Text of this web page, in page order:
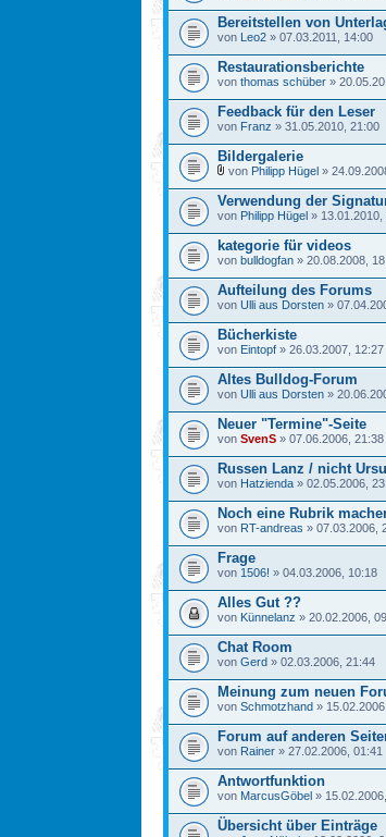
Bereitstellen von
von Leo2 » 07.03.2011, 14:00
Restaurationsberichte
von thomas schüber »
Feedback für den Leser
von Franz » 31.05.2010, 21:00
Bildergalerie
von Philipp Hügel »
Verwendung der
von Philipp Hügel » 13.01.2010,
kategorie für videos
von bulldogfan » 20.08.2008,
Aufteilung des Forums
von Ulli aus Dorsten »
Bücherkiste
von Eintopf » 26.03.2007, 12:27
Altes Bulldog-Forum
von Ulli aus Dorsten »
Neuer "Termine"-Seite
von SvenS » 07.06.2006, 21:38
Russen Lanz / nicht
von Hatzienda » 02.05.2006,
Noch eine Rubrik
von RT-andreas » 07.03.2006,
Frage
von 1506! » 04.03.2006, 10:18
Alles Gut ??
von Künnelanz » 20.02.2006,
Chat Room
von Gerd » 02.03.2006, 21:44
Meinung zum neuen
von Schmotzhand »
Forum auf anderen
von Rainer » 27.02.2006, 01:41
Antwortfunktion
von MarcusGöbel »
Übersicht über Einträge